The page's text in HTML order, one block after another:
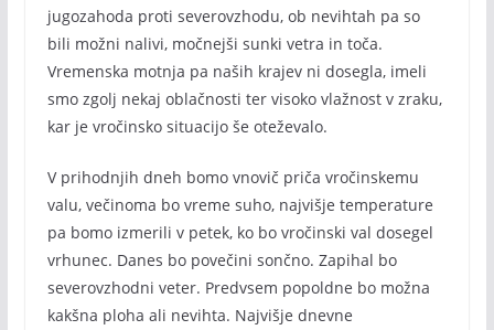
jugozahoda proti severovzhodu, ob nevihtah pa so
bili možni nalivi, močnejši sunki vetra in toča.
Vremenska motnja pa naših krajev ni dosegla, imeli
smo zgolj nekaj oblačnosti ter visoko vlažnost v zraku,
kar je vročinsko situacijo še oteževalo.
V prihodnjih dneh bomo vnovič priča vročinskemu
valu, večinoma bo vreme suho, najvišje temperature
pa bomo izmerili v petek, ko bo vročinski val dosegel
vrhunec. Danes bo povečini sončno. Zapihal bo
severovzhodni veter. Predvsem popoldne bo možna
kakšna ploha ali nevihta. Najvišje dnevne